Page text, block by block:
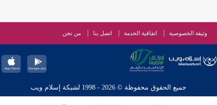
وثيقة الخصوصية اتفاقية الخدمة اتصل بنا من نحن
جميع الحقوق محفوظة © 2026 - 1998 لشبكة إسلام ويب